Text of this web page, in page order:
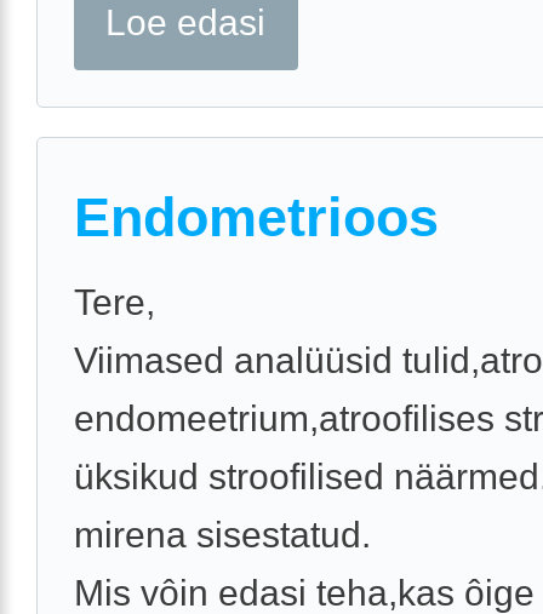
Loe edasi
Endometrioos
Tere,
Viimased analüüsid
endomeetrium,atroofilises
üksikud stroofilised
mirena sisestatud.
Mis vôin edasi teha,kas